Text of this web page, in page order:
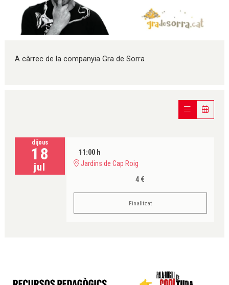
A càrrec de la companyia Gra de Sorra
dijous
18
jul
11:00 h
Jardins de Cap Roig
4 €
Finalitzat